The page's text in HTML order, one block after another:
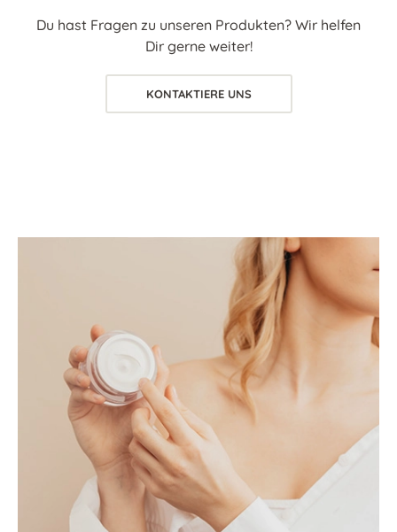
Du hast Fragen zu unseren Produkten? Wir helfen
Dir gerne weiter!
KONTAKTIERE UNS